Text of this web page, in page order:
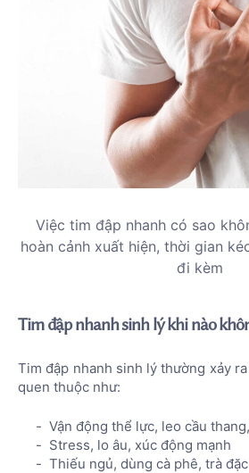
Việc tim đập nhanh có sao
hoàn cảnh xuất hiện, thời gian
đi kèm
Tim đập nhanh sinh lý khi nào
Tim đập nhanh sinh lý thường xảy
quen thuộc như:
Vận động thể lực, leo cầu
Stress, lo âu, xúc động mạnh
Thiếu ngủ, dùng cà phê, trà